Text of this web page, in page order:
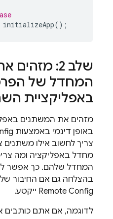
initializeApp();
שלב 2:
המחדל של
באפליקציית
מזהים את המשתנים
באופן דינמי באמצעות
צריך לחשוב אילו משתנים
מחדל באפליקציה ומה
המחדל שלהם. כך אפשר
בהצלחה גם אם החיבור
Remote Config ייקטע.
לדוגמה, אם אתם כותבים